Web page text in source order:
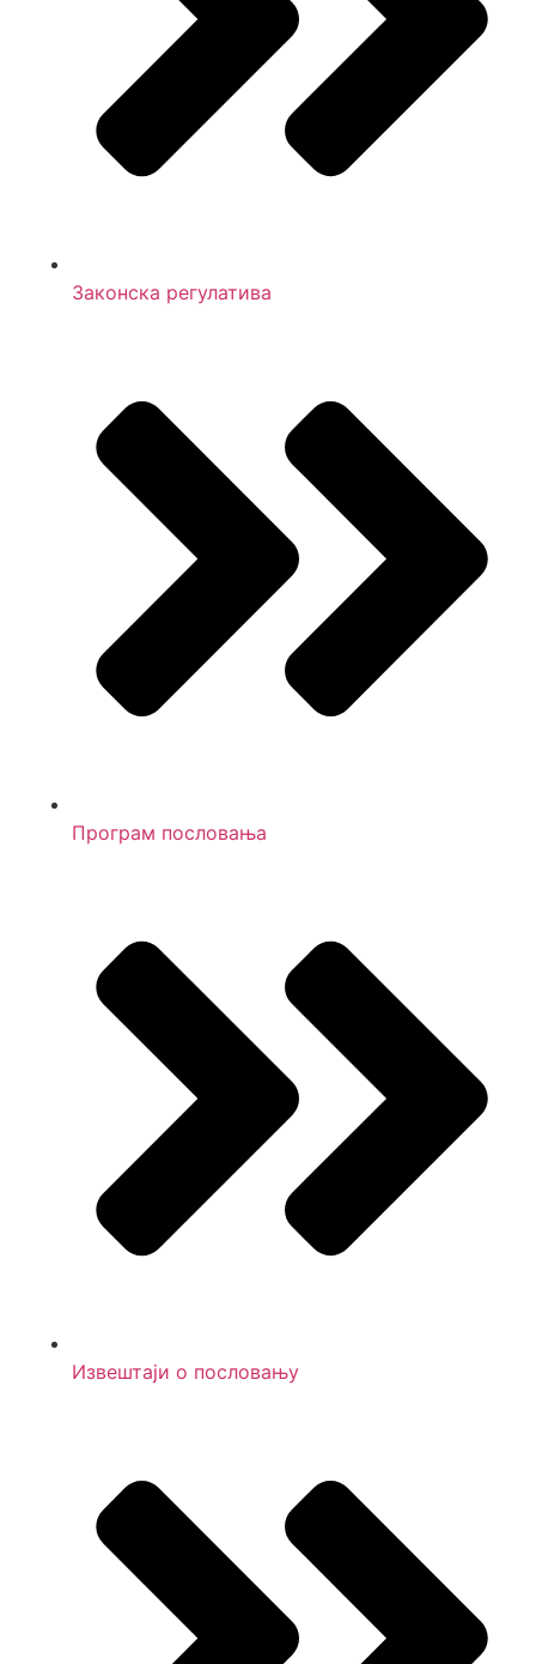
Законска регулатива
Програм пословања
Извештаји о пословању